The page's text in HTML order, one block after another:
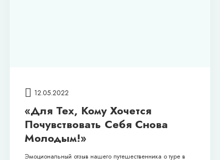
12.05.2022
«Для Тех, Кому Хочется
Почувствовать Себя Снова
Молодым!»
Эмоциональный отзыв нашего путешественника о туре в